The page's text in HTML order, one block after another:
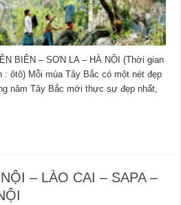
BIÊN – SƠN LA – HÀ NỘI (Thời gian
: ôtô) Mỗi mùa Tây Bắc có một nét đẹp
năm Tây Bắc mới thực sự đẹp nhất,
– LÀO CAI – SAPA –